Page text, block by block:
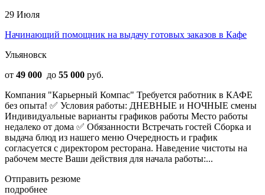
29 Июля
Начинающий помощник на выдачу готовых заказов в Кафе
Ульяновск
от 49 000 до 55 000 руб.
Компания "Карьерный Компас" Требуется работник в КАФЕ
без опыта! ✅ Условия работы: ДНЕВНЫЕ и НОЧНЫЕ смены
Индивидуальные варианты графиков работы Место работы
недалеко от дома ✅ Обязанности Встречать гостей Сборка и
выдача блюд из нашего меню Очередность и график
согласуется с директором ресторана. Наведение чистоты на
рабочем месте Ваши действия для начала работы:...
Отправить резюме
подробнее